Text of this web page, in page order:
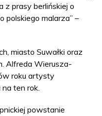
z prasy berlińskiej o
polskiego malarza” –
miasto Suwałki oraz
Alfreda Wierusza-
roku artysty
ten rok.
powstanie